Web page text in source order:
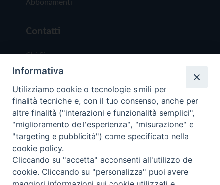
Contatti
Chi Siamo
Redazione
Scrivici
Copyright © 2019 - Tutti i diritti riservati - Vita
Trentina Editrice
Informativa
Utilizziamo cookie o tecnologie simili per
finalità tecniche e, con il tuo consenso, anche per
altre finalità ("interazioni e funzionalità semplici",
"miglioramento dell'esperienza", "misurazione" e
"targeting e pubblicità") come specificato nella
cookie policy.
Cliccando su "accetta" acconsenti all'utilizzo dei
cookie. Cliccando su "personalizza" puoi avere